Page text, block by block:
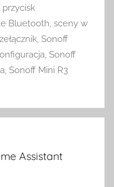
przycisk
Bluetooth, sceny w
, Sonoff
, Sonoff
, Sonoff Mini R3
Assistant